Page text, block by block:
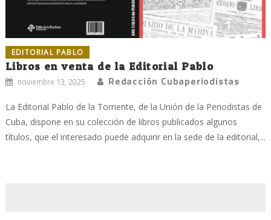
EDITORIAL PABLO
Libros en venta de la Editorial Pablo
noviembre 13, 2025 Redacción Cubaperiodistas
La Editorial Pablo de la Torriente, de la Unión de la Periodistas de
Cuba, dispone en su colección de libros publicados algunos
títulos, que el interesado puede adquirir en la sede de la editorial,...